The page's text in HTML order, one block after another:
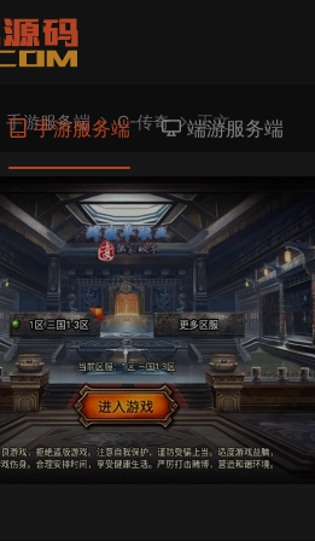
手游服务端 端游服务端
手游服务端 C-传奇 正文